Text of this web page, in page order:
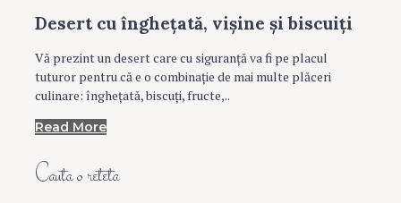
Desert cu înghețată, vișine și biscuiți
Vă prezint un desert care cu siguranță va fi pe placul
tuturor pentru că e o combinație de mai multe plăceri
culinare: înghețată, biscuți, fructe,..
Read More
Cauta o reteta